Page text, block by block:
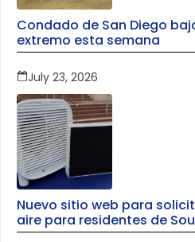
Condado de San Diego
extremo esta semana
July 23, 2026
Nuevo sitio web para
aire para residentes de